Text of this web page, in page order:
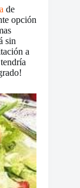
de
opción
sin
a